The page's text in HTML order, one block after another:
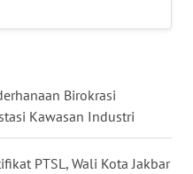
Birokrasi
Kawasan Industri
PTSL, Wali Kota Jakbar